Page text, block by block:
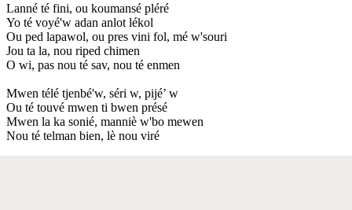
Lanné té fini, ou koumansé pléré
Yo té voyé'w adan anlot lékol
Ou ped lapawol, ou pres vini fol, mé w'souri
Jou ta la, nou riped chimen
O wi, pas nou té sav, nou té enmen
Mwen télé tjenbé'w, séri w, pijé’ w
Ou té touvé mwen ti bwen présé
Mwen la ka sonié, manniè w'bo mewen
Nou té telman bien, lè nou viré